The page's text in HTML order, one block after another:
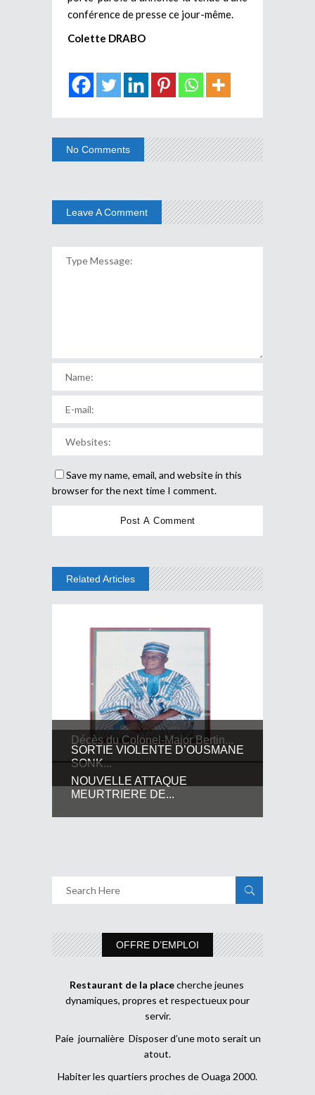
conférence de presse ce jour-même.
Colette DRABO
No Comments
Leave A Comment
Save my name, email, and website in this
browser for the next time I comment.
Related Articles
Décès du Colonel-Major Bertin...
SORTIE VIOLENTE D’OUSMANE
SONK...
NOUVELLE ATTAQUE
MEURTRIERE DE...
OFFRE D’EMPLOI
Restaurant de la placecherche jeunes
dynamiques, propres et respectueux pour
servir.
Paie journalière Disposer d’une moto serait un
atout.
Habiter les quartiers proches de Ouaga 2000.